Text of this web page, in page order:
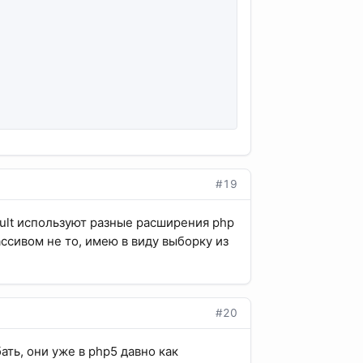
#19
используют разные расширения php
не то, имею в виду выборку из
#20
они уже в php5 давно как